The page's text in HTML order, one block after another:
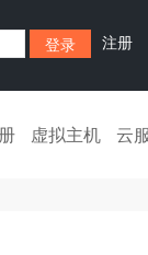
注册
虚拟主机 云